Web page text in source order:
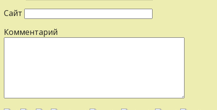
Сайт
Комментарий